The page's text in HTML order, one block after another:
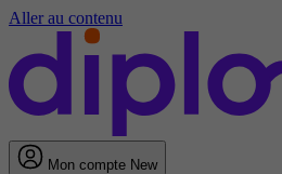
Aller au contenu
Mon compte New